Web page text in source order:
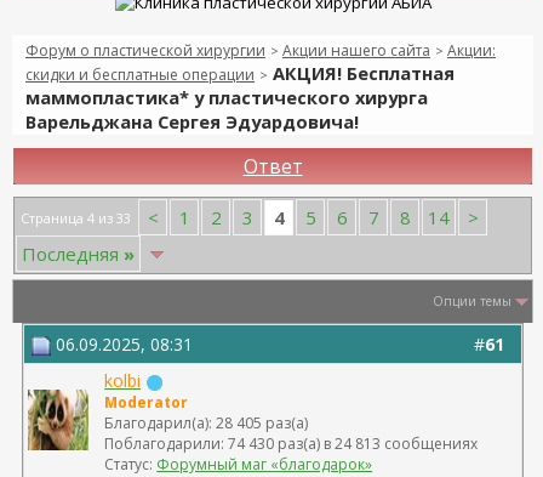
Форум о пластической хирургии > Акции нашего сайта > Акции:
скидки и бесплатные операции > АКЦИЯ! Бесплатная
маммопластика* у пластического хирурга
Варельджана Сергея Эдуардовича!
Ответ
Страница 4 из 33 < 1 2 3 4 5 6 7 8 14
>
Последняя »
Опции темы
#61
06.09.2025, 08:31
kolbi
Moderator
Благодарил(а): 28 405 раз(а)
Поблагодарили: 74 430 раз(а) в 24 813 сообщениях
Статус: Форумный маг «благодарок»